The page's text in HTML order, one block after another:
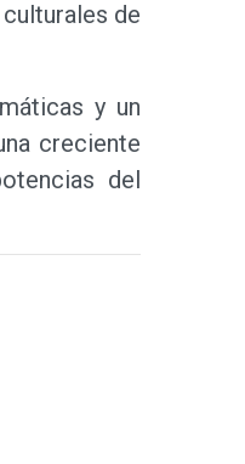
de
y un
creciente
del